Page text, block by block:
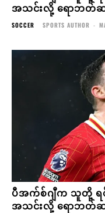
အသင်းလို့ ရောဘတ်
SOCCER SPORTS AUTHOR -
ပီအက်စ်ဂျီက သူတို့ ရ
အသင်းလို့ ရောဘတ်